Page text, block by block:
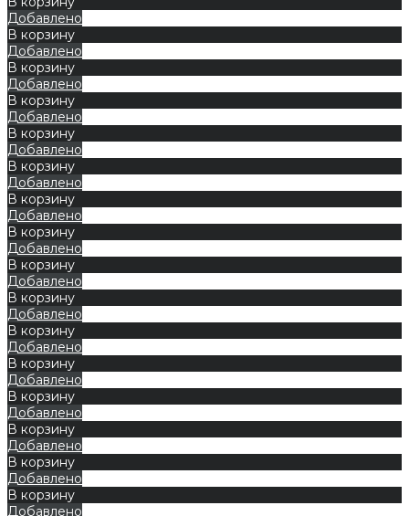
Добавлено
В корзину
Добавлено
В корзину
Добавлено
В корзину
Добавлено
В корзину
Добавлено
В корзину
Добавлено
В корзину
Добавлено
В корзину
Добавлено
В корзину
Добавлено
В корзину
Добавлено
В корзину
Добавлено
В корзину
Добавлено
В корзину
Добавлено
В корзину
Добавлено
В корзину
Добавлено
В корзину
Добавлено